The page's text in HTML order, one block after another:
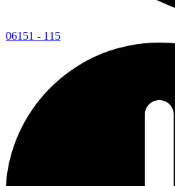
06151 - 115